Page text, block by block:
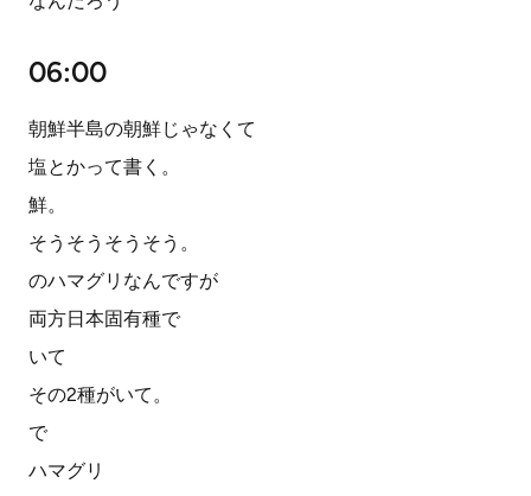
06:00
朝鮮半島の朝鮮じゃなくて
塩とかって書く。
鮮。
そうそうそうそう。
のハマグリなんですが
両方日本固有種で
いて
その2種がいて。
で
ハマグリ